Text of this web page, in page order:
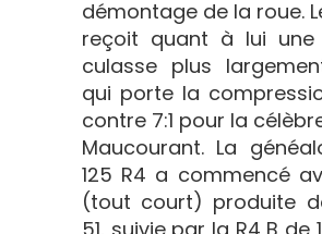
démontage de la roue.
reçoit quant à lui une
culasse plus
qui porte la
contre 7:1 pour la
Maucourant. La
125 R4 a commencé
(tout court) produite